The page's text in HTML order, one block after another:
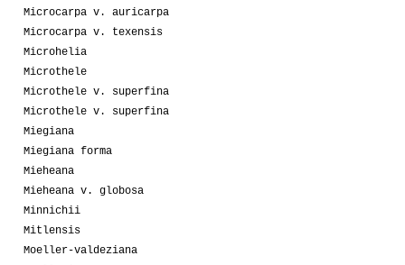
Microcarpa v. auricarpa
Microcarpa v. texensis
Microhelia
Microthele
Microthele v. superfina
Microthele v. superfina
Miegiana
Miegiana forma
Mieheana
Mieheana v. globosa
Minnichii
Mitlensis
Moeller-valdeziana